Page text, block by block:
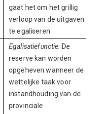
gaat het om het grillig
verloop van de uitgaven
te egaliseren.
Egalisatiefunctie: De
reserve kan worden
opgeheven wanneer de
wettelijke taak voor
instandhouding van de
provinciale